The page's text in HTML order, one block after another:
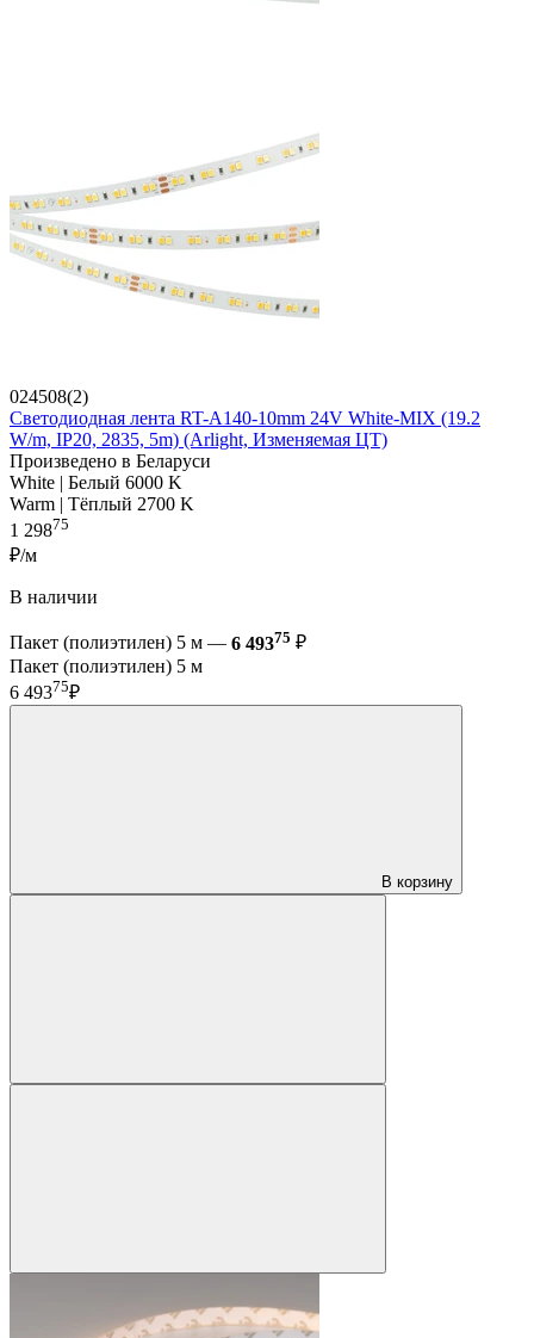
024508(2)
Светодиодная лента RT-A140-10mm 24V White-MIX (19.2
W/m, IP20, 2835, 5m) (Arlight, Изменяемая ЦТ)
Произведено в Беларуси
White | Белый 6000 K
Warm | Тёплый 2700 K
1 29875
₽/м
В наличии
Пакет (полиэтилен) 5 м — 6 49375 ₽
Пакет (полиэтилен) 5 м
6 49375₽
В корзину